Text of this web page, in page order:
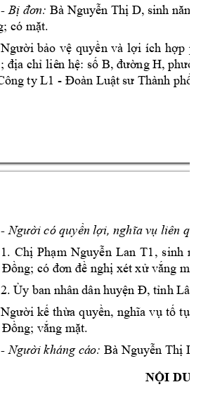
- Bị đơn: Bà Nguyễn Thị D, sinh năm
có mặt.
Người bảo vệ quyền và lợi ích hợp
địa chỉ liên hệ: số B, đường H, phườ
ng ty L1 - Đoàn Luật sư Thành phố
- Người có quyền lợi, nghĩa vụ liên
1. Chị Phạm Nguyễn Lan T1, sinh
Đồng; có đơn đề nghị xét xử vắng m
2. Ủy ban nhân dân huyện Đ, tỉnh
Người kế thừa quyền, nghĩa vụ tố t
Đồng; vắng mặt.
- Người kháng cáo: Bà Nguyễn Thị D
NỘI